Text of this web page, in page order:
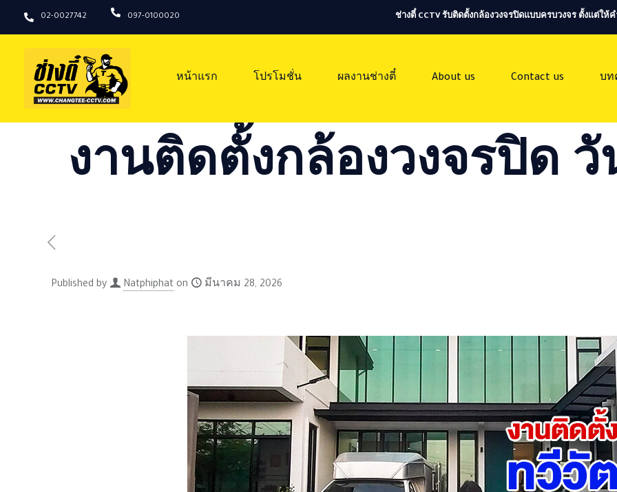
02-0027742 097-0100020 ช่างตี๋ CCTV รับติดตั้งกล้องวงจรปิดแบบครบวงจร ตั้งแต่
หน้าแรก โปรโมชั่น ผลงานช่างตี๋ About us Contact us บท
งานติดตั้งกล้องวงจรปิด วั
Published by Natphiphat on มีนาคม 28, 2026